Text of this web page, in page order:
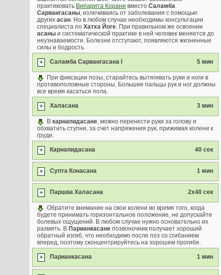
практиковать Випарита Корани вместо Саламба
Сарвангасаны, излечиваясь от заболевания с помощью
других асан. Но в любом случае необходимы консультации
специалиста по Хатха Йоге. При правильном же освоении
асаны и систематической практике в ней человек меняется до
неузнаваемости. Болезни отступают, появляются жизненные
силы и бодрость.
+ Саламба Сарвангасана I 5 мин
При фиксации позы, старайтесь вытягивать руки и ноги в
противоположные стороны. Большие пальцы рук и ног должны
все время касаться пола.
+ Халасана 3 мин
В карнапидасане, можно перенести руки за голову и
обхватить ступни, за счет напряжения рук, прижимая колени к
груди.
+ Карнапидасана 40 сек
+ Супта Конасана 1 мин
+ Паршва Халасана 2х40 сек
Обратите внимание на свои колени во время того, когда
будете принимать горизонтальное положение, не допускайте
болевых ощущений. В любом случае нужно основательно их
размять. В Парианкасане позвоночник получает хороший
обратный изгиб, что необходимо после поз со сгибанием
вперед, поэтому сконцентрируйтесь на хорошем прогибе.
+ Парианкасана 1 мин